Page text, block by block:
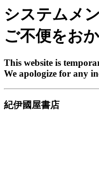
システムメ
ご不便をお
This website is
We apologize for any
紀伊國屋書店